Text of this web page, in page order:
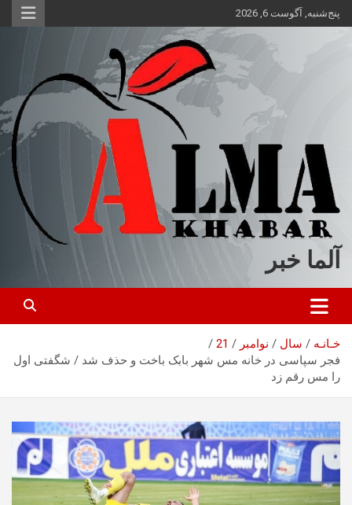
محتوا
پنج‌شنبه, آگوست 6, 2026
آلما خبر
خـانـه سال نوامبر
21
فجر سپاسی در خانه مس شهر بابک باخت و حذف شد / شگفتی اول
را مس رقم زد